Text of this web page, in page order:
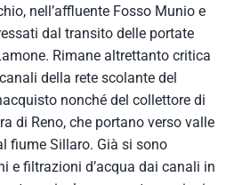
nell’affluente Fosso Munio e
dal transito delle portate
Rimane altrettanto critica
della rete scolante del
nonché del collettore di
di Reno, che portano verso valle
fiume Sillaro. Già si sono
e filtrazioni d’acqua dai canali in